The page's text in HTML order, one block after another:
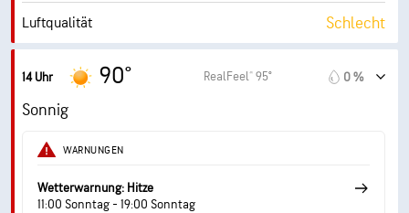
Luftqualität Schlecht
Maximaler UV-Indexwert
Böen
Luftfeuch.
Taupunkt 52° F
14 Uhr 90° RealFeel® 95° 0 %
Sonnig
WARNUNGEN
Wetterwarnung: Hitze
11:00 Sonntag - 19:00 Sonntag